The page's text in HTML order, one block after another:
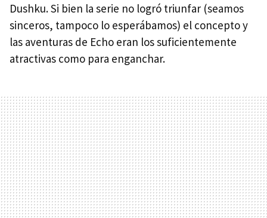
Dushku. Si bien la serie no logró triunfar (seamos
sinceros, tampoco lo esperábamos) el concepto y
las aventuras de Echo eran los suficientemente
atractivas como para enganchar.